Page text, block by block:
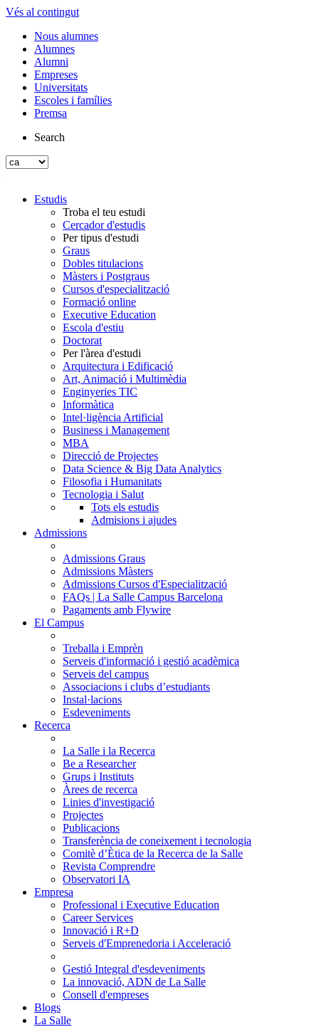
Vés al contingut
Nous alumnes
Alumnes
Alumni
Empreses
Universitats
Escoles i famílies
Premsa
Search
Estudis
Troba el teu estudi
Cercador d'estudis
Per tipus d'estudi
Graus
Dobles titulacions
Màsters i Postgraus
Cursos d'especialització
Formació online
Executive Education
Escola d'estiu
Doctorat
Per l'àrea d'estudi
Arquitectura i Edificació
Art, Animació i Multimèdia
Enginyeries TIC
Informàtica
Intel·ligència Artificial
Business i Management
MBA
Direcció de Projectes
Data Science & Big Data Analytics
Filosofia i Humanitats
Tecnologia i Salut
Tots els estudis
Admisions i ajudes
Admissions
Admissions Graus
Admissions Màsters
Admissions Cursos d'Especialització
FAQs | La Salle Campus Barcelona
Pagaments amb Flywire
El Campus
Treballa i Emprèn
Serveis d'informació i gestió acadèmica
Serveis del campus
Associacions i clubs d’estudiants
Instal·lacions
Esdeveniments
Recerca
La Salle i la Recerca
Be a Researcher
Grups i Instituts
Àrees de recerca
Linies d'investigació
Projectes
Publicacions
Transferència de coneixement i tecnologia
Comitè d’Ètica de la Recerca de la Salle
Revista Comprendre
Observatori IA
Empresa
Professional i Executive Education
Career Services
Innovació i R+D
Serveis d'Emprenedoria i Acceleració
Gestió Integral d'esdeveniments
La innovació, ADN de La Salle
Consell d'empreses
Blogs
La Salle